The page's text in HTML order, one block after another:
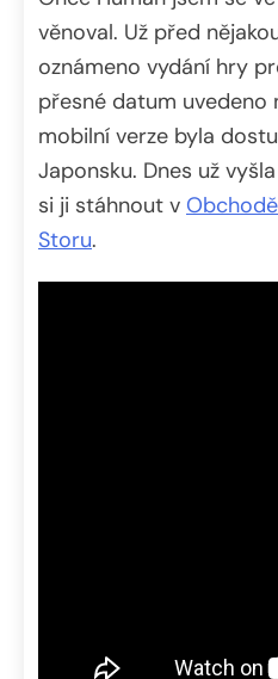
věnoval. Už před
oznámeno vydání hry
přesné datum uvedeno
mobilní verze byla
Japonsku. Dnes už
si ji stáhnout v
Storu.